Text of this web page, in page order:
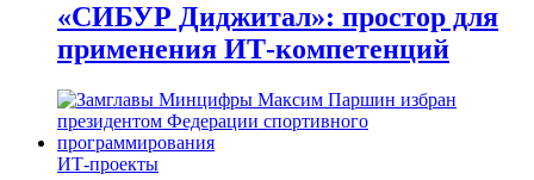
«СИБУР Диджитал»: простор для
применения ИТ-компетенций
ИТ-проекты